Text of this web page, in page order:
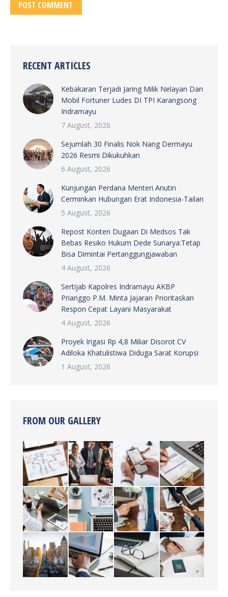
POST COMMENT
RECENT ARTICLES
Kebakaran Terjadi Jaring Milik Nelayan Dan
Mobil Fortuner Ludes DI TPI Karangsong
Indramayu
7 August, 2026
Sejumlah 30 Finalis Nok Nang Dermayu
2026 Resmi Dikukuhkan
6 August, 2026
Kunjungan Perdana Menteri Anutin
Cerminkan Hubungan Erat Indonesia-Tailan
5 August, 2026
Repost Konten Dugaan Di Medsos Tak
Bebas Resiko Hukum Dede Sunarya:Tetap
Bisa Dimintai Pertanggungjawaban
4 August, 2026
Sertijab Kapolres Indramayu AKBP
Prianggo P.M. Minta Jajaran Prioritaskan
Respon Cepat Layani Masyarakat
4 August, 2026
Proyek Irigasi Rp 4,8 Miliar Disorot CV
Adiloka Khatulistiwa Diduga Sarat Korupsi
1 August, 2026
FROM OUR GALLERY